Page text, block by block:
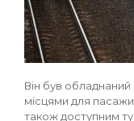
Він був обладнаний
місцями для
також доступним